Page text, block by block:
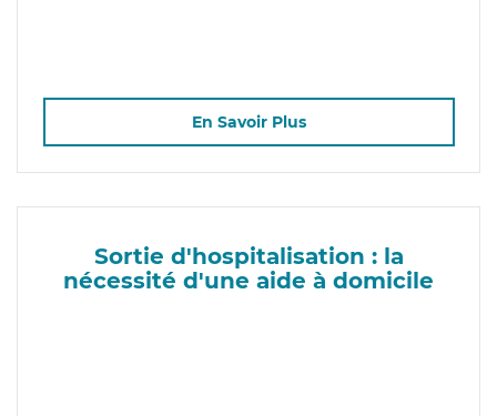
En Savoir Plus
Sortie d'hospitalisation : la
nécessité d'une aide à domicile